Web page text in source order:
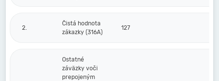
2.
Čistá hodnota
zákazky (316A)
127
Ostatné
záväzky voči
prepojeným